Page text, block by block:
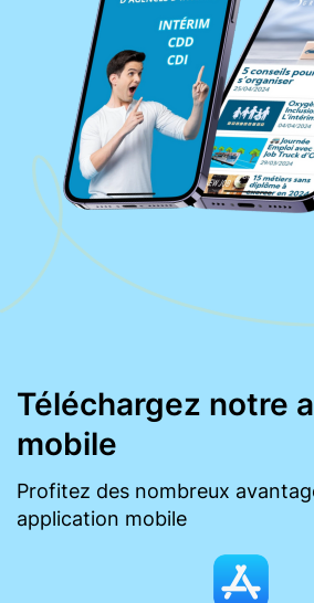
Téléchargez notre
mobile
Profitez des nombreux
application mobile